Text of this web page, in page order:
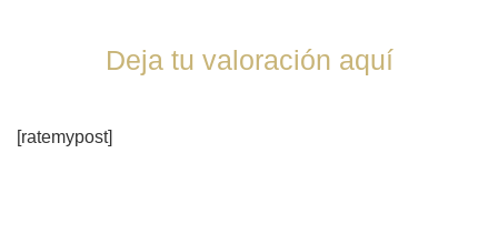
Deja tu valoración aquí
[ratemypost]